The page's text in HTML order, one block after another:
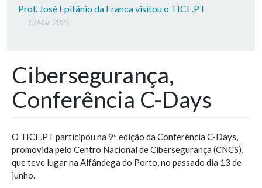
Prof. José Epifânio da Franca visitou o TICE.PT
13 Mar, 2025
Cibersegurança,
Conferência C-Days
O TICE.PT participou na 9ª edição da Conferência C-Days,
promovida pelo Centro Nacional de Cibersegurança (CNCS),
que teve lugar na Alfândega do Porto, no passado dia 13 de
junho.